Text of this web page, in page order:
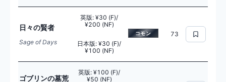
日々の賢者
Sage of Days
英版: ¥30 (F)/
¥200 (NF)
日本版: ¥30 (F)/
¥100 (NF)
コモン 73
ゴブリンの墓荒
英版: ¥100 (F)/
¥50 (NF)